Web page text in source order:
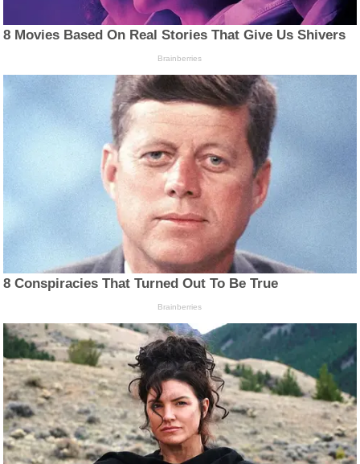
8 Movies Based On Real Stories That Give Us Shivers
Brainberries
8 Conspiracies That Turned Out To Be True
Brainberries